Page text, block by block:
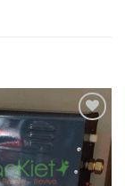
Add to
wishlist